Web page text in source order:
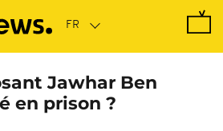
Jawhar Ben
en prison ?